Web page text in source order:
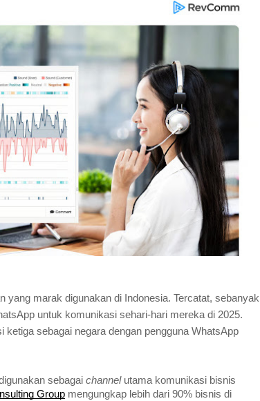
yang marak digunakan di Indonesia. Tercatat, sebanyak
untuk komunikasi sehari-hari mereka di 2025.
sebagai negara dengan pengguna WhatsApp
sebagai channelutama komunikasi bisnis
Group mengungkap lebih dari 90% bisnis di